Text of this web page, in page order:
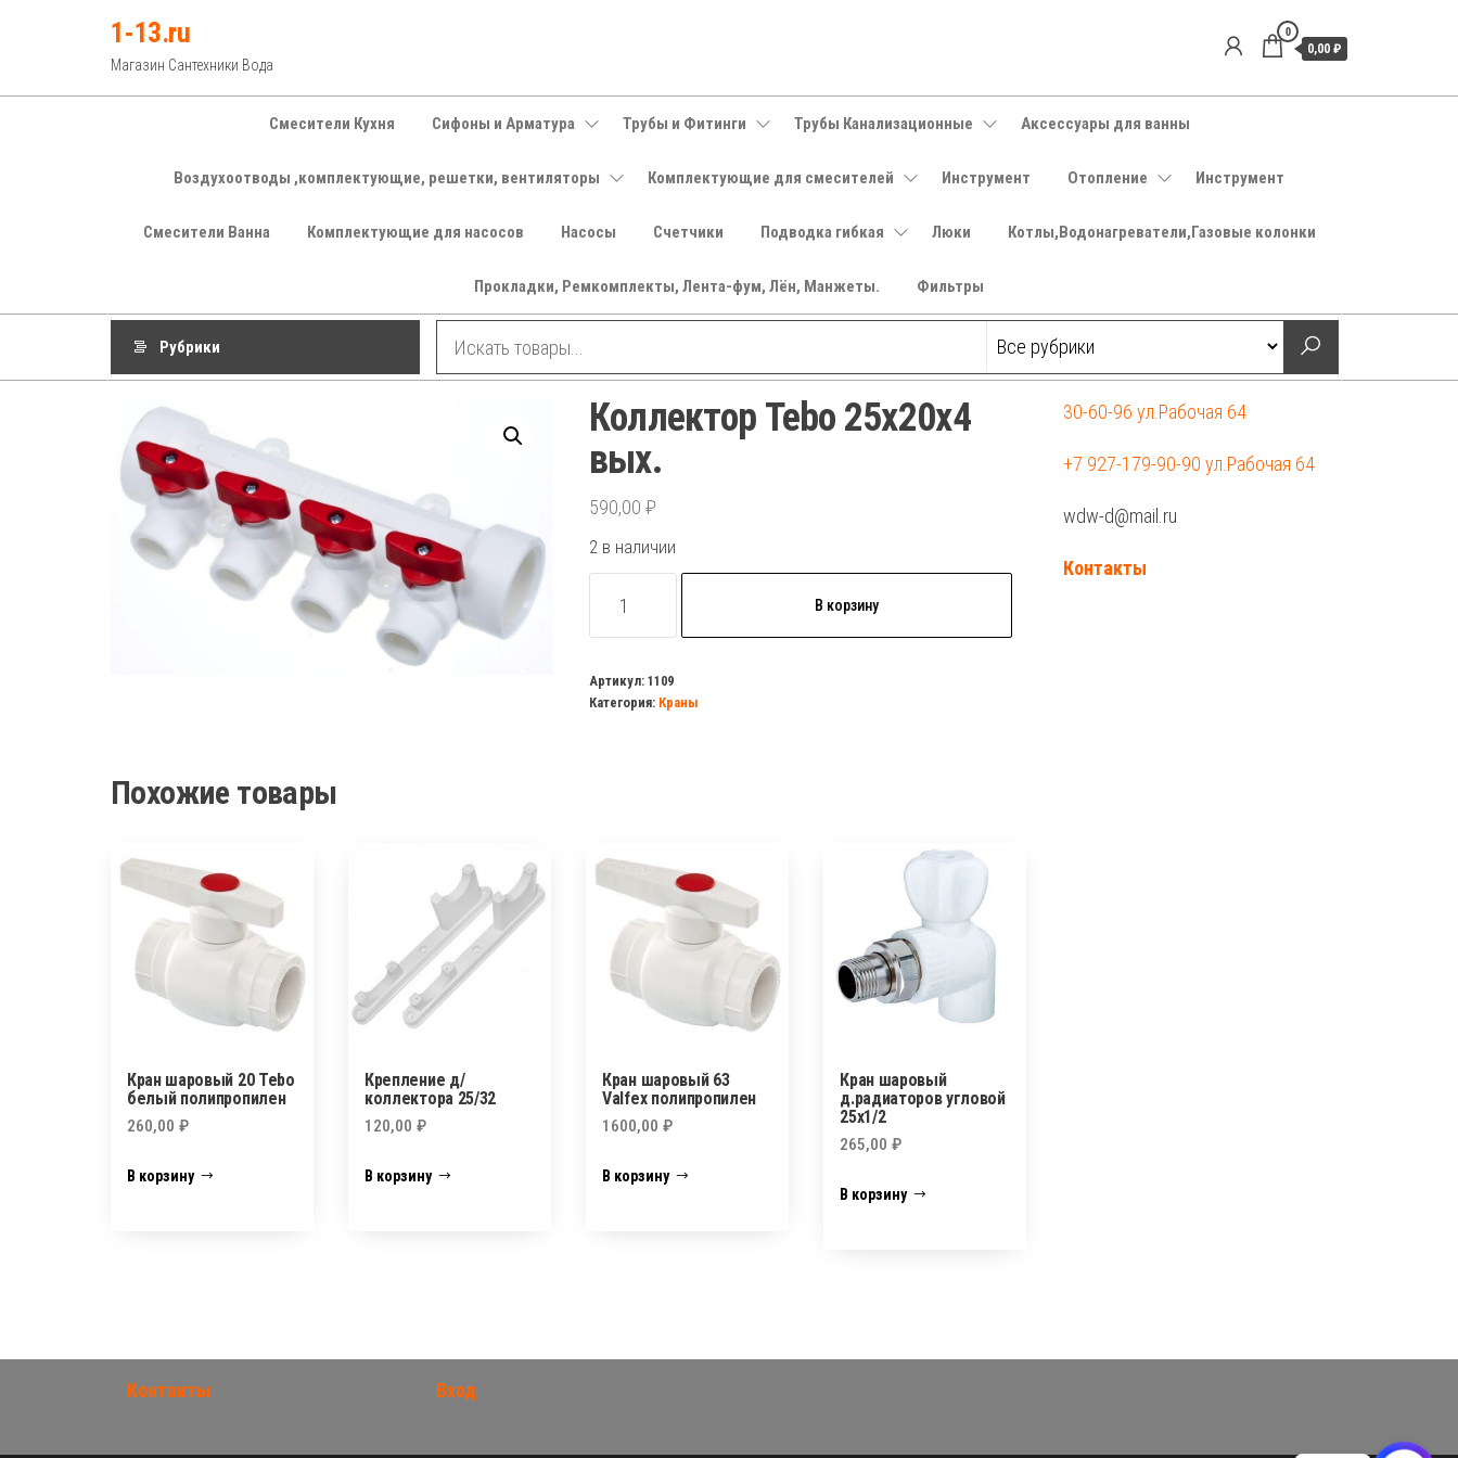
1-13.ru
Магазин Сантехники Вода
0
0,00 ₽
Смесители Кухня Сифоны и Арматура Трубы и Фитинги Трубы Канализационные Аксессуары для ванны
Воздухоотводы ,комплектующие, решетки, вентиляторы Комплектующие для смесителей Инструмент Отопление Инструмент
Смесители Ванна Комплектующие для насосов Насосы Счетчики Подводка гибкая Люки Котлы,Водонагреватели,Газовые колонки
Прокладки, Ремкомплекты, Лента-фум, Лён, Манжеты. Фильтры
Рубрики
Коллектор Tebo 25x20x4
вых.
590,00 ₽
2 в наличии
товара
Tebo
25x20x4
В корзину
Артикул: 1109
Категория: Краны
Похожие товары
Кран шаровый 20 Tebo
белый полипропилен
260,00 ₽
В корзину
Крепление д/
коллектора 25/32
120,00₽
В корзину
Кран шаровый 63
Valfex полипропилен
1600,00₽
В корзину
Кран шаровый
д.радиаторов угловой
25х1/2
265,00₽
В корзину
30-60-96 ул.Рабочая 64
+7 927-179-90-90 ул.Рабочая 64
wdw-d@mail.ru
Контакты
Контакты Вход